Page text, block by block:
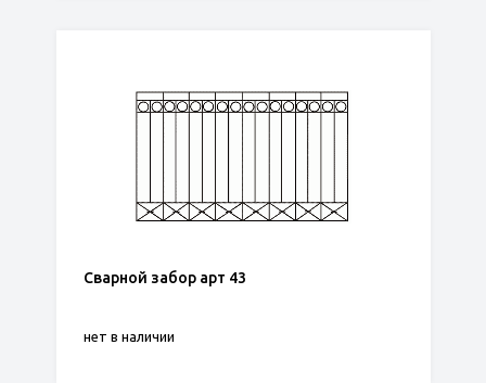
Сварной забор арт 43
нет в наличии